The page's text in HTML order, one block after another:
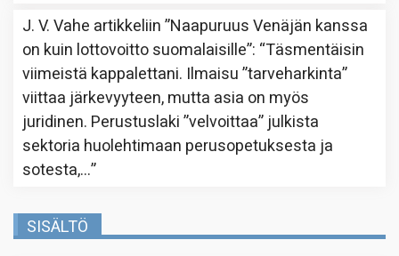
J. V. Vahe artikkeliin”Naapuruus Venäjän kanssa
on kuin lottovoitto suomalaisille”: “Täsmentäisin
viimeistä kappalettani. Ilmaisu ”tarveharkinta”
viittaa järkevyyteen, mutta asia on myös
juridinen. Perustuslaki ”velvoittaa” julkista
sektoria huolehtimaan perusopetuksesta ja
sotesta,…”
SISÄLTÖ